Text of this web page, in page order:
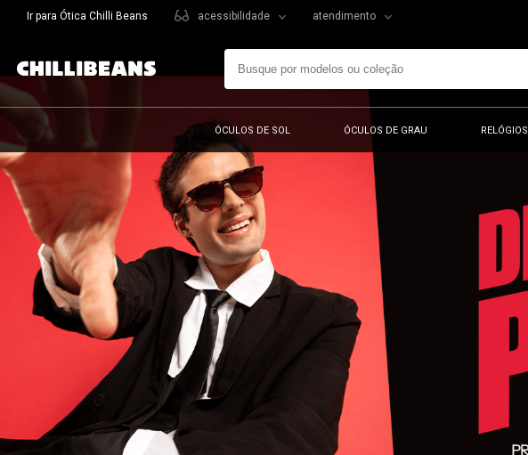
Ir para Ótica Chilli Beans acessibilidade atendimento
ÓCULOS DE SOL ÓCULOS DE GRAU RELÓGIOS